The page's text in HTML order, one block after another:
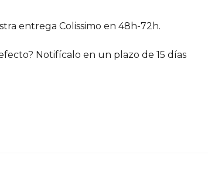
entrega Colissimo en 48h-72h.
Notifícalo en un plazo de 15 días